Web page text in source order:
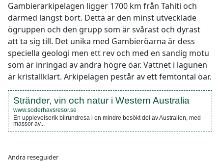
Andra reseguider
Gambierarkipelagen ligger 1700 km från Tahiti och
därmed längst bort. Detta är den minst utvecklade
ögruppen och den grupp som är svårast och dyrast
att ta sig till. Det unika med Gambieröarna är dess
speciella geologi men ett rev och med en sandig motu
som är inringad av andra högre öar. Vattnet i lagunen
är kristallklart. Arkipelagen pestår av ett femtontal öar.
Stränder, vin och natur i Western Australia
www.soderhavsresor.se
En upplevelserik bilrundresa i en mindre besökt del av Australien, med
massor av...